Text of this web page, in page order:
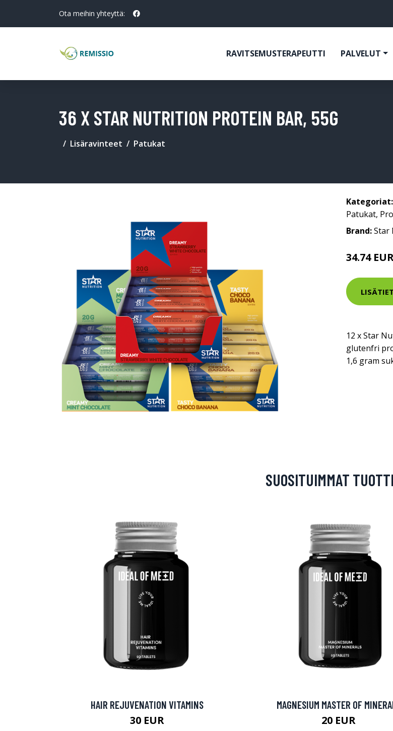
Ota meihin yhteyttä:
RAVITSEMUSTERAPEUTTI PALVELUT
36 X STAR NUTRITION PROTEIN BAR, 55G
Lisäravinteet Patukat
Kategoriat:
Patukat,
Brand:Star
34.74
12 x Star
glutenfri
1,6 gram
SUOSITUIMMAT
HAIR REJUVENATION VITAMINS
30 EUR
MAGNESIUM MASTER OF
20 EUR